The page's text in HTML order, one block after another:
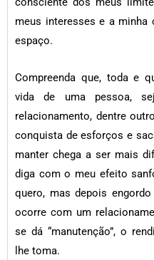
meus interesses e a minha
espaço.
Compreenda que, toda e
vida de uma pessoa,
relacionamento, dentre
conquista de esforços e
manter chega a ser mais
diga com o meu efeito
quero, mas depois
ocorre com um
se dá “manutenção”, o
lhe toma.